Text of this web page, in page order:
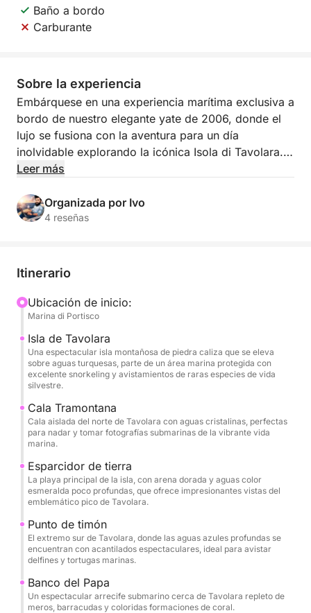
Baño a bordo
Carburante
Sobre la experiencia
Embárquese en una experiencia marítima exclusiva a
bordo de nuestro elegante yate de 2006, donde el
lujo se fusiona con la aventura para un día
inolvidable explorando la icónica Isola di Tavolara.
Diseñada para viajeros exigentes, esta embarcación
excepcional, con amplias zonas de descanso y una
meticulosa atención al detalle. Su tripulación
personalizado durante toda su travesía.
Su día comienza con un crucero panorámico por la
costa noreste de Cerdeña, llegando a la majestuosa
Tavolara, una impresionante montaña de piedra
caliza que se alza sobre aguas color esmeralda.
Esta área marina protegida ofrece algunos de los
lugares más prístinos del Mediterráneo para nadar y
practicar snorkel, con una vibrante vida marina y
una visibilidad cristalina. Fondee en calas recónditas
para nadar, tomar el sol en cubierta o explorar el
Aunque no se detallan las comodidades específicas,
las características premium del yate y la atenta
tripulación garantizan una experiencia a su medida,
ya sea que prefiera un almuerzo relajado a bordo
(traiga su propia embarcación o contrate un
catering) o un día activo de exploración acuática. La
espaciosa distribución del barco garantiza la
comodidad para relajarse entre aventuras.
Leer más
Organizada por Ivo
4 reseñas
Itinerario
Ubicación de inicio:
Marina di Portisco
Isla de Tavolara
Una espectacular isla montañosa de piedra caliza que se eleva
sobre aguas turquesas, parte de un área marina protegida con
excelente snorkeling y avistamientos de raras especies de vida
silvestre.
Cala Tramontana
Cala aislada del norte de Tavolara con aguas cristalinas, perfectas
para nadar y tomar fotografías submarinas de la vibrante vida
marina.
Esparcidor de tierra
La playa principal de la isla, con arena dorada y aguas color
esmeralda poco profundas, que ofrece impresionantes vistas del
emblemático pico de Tavolara.
Punto de timón
El extremo sur de Tavolara, donde las aguas azules profundas se
encuentran con acantilados espectaculares, ideal para avistar
delfines y tortugas marinas.
Banco del Papa
Un espectacular arrecife submarino cerca de Tavolara repleto de
meros, barracudas y coloridas formaciones de coral.